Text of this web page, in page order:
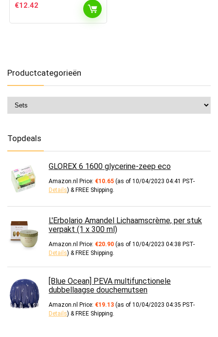
€12.42
Productcategorieën
Topdeals
GLOREX 6 1600 glycerine-zeep eco
Amazon.nl Price: €10.65 (as of 10/04/2023 04:41 PST-
Details) & FREE Shipping
L'Erbolario Amandel Lichaamscrème, per stuk
verpakt (1 x 300 ml)
Amazon.nl Price: €20.90 (as of 10/04/2023 04:38 PST-
Details) & FREE Shipping
[Blue Ocean] PEVA multifunctionele
dubbellaagse douchemutsen
Amazon.nl Price: €19.13 (as of 10/04/2023 04:35 PST-
Details) & FREE Shipping